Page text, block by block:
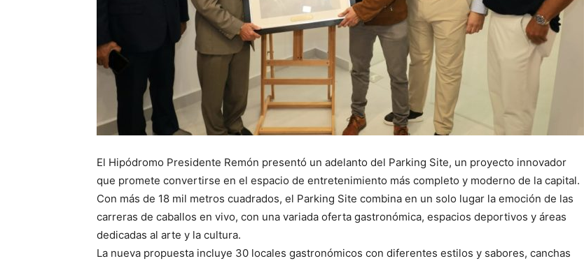
El Hipódromo Presidente Remón presentó un adelanto del Parking Site, un proyecto innovador
que promete convertirse en el espacio de entretenimiento más completo y moderno de la capital.
Con más de 18 mil metros cuadrados, el Parking Site combina en un solo lugar la emoción de las
carreras de caballos en vivo, con una variada oferta gastronómica, espacios deportivos y áreas
dedicadas al arte y la cultura.
La nueva propuesta incluye 30 locales gastronómicos con diferentes estilos y sabores, canchas